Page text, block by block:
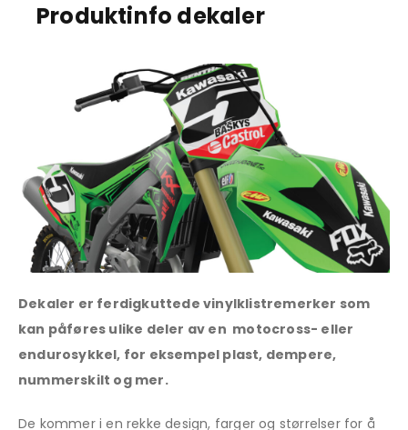
Produktinfo dekaler
Dekaler er ferdigkuttede vinylklistremerker som
kan påføres ulike deler av en motocross- eller
endurosykkel, for eksempel plast, dempere,
nummerskilt og mer.
De kommer i en rekke design, farger og størrelser for å